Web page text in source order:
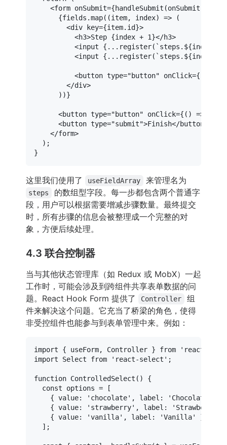
<form onSubmit={handleSubmit(onSubmit)}
      {fields.map((item, index) => (
<div key={item.id}>
<h3>Step {index + 1}</h3>
<input { ...register(` steps. ${index
<input { ...register(` steps. ${index
<button type="button" onClick={()
</div>
      ))}
<button type="button" onClick={() =>
<button type="submit">Finish</button
</form>
  );
这里我们使用了 useFieldArray 来管理名为
steps
的数组型字段。每一步都包含两个普通字
段，用户可以根据需要增减步骤数量。最终提交
时，所有步骤的信息会被整理成一个完整的对
象，方便后续处理。
4.3 联合控制器
当与其他状态管理库（如 Redux 或 MobX）一起
工作时，可能会涉及到跨组件共享表单数据的问
题。React Hook Form 提供了
Controller
组
件来解决这个问题。它充当了桥梁的角色，使得
非受控组件也能参与到表单管理中来。例如：
import { useForm, Controller } from
'react-
import
Select from 'react-select' ;
function ControlledSelect ( ) {
const options = [
    {
value: 'chocolate' , label : 'Chocolate'
    {
value: 'strawberry' , label : 'Strawberry'
    {
value: 'vanilla' , label : 'Vanilla'
},
  ];